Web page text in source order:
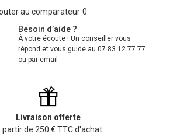
au comparateur 0
Besoin d’aide ?
À votre écoute ! Un conseiller vous
répond et vous guide au 07 83 12 77 77
ou par email
Livraison offerte
partir de 250 € TTC d'achat